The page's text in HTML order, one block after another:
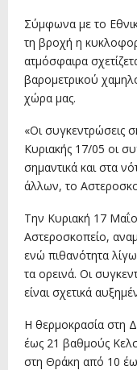
Σύμφωνα με το
τη βροχή η
ατμόσφαιρα
βαρομετρικού
χώρα μας.
«Οι συγκεντρώσεις
Κυριακής 17/05 οι
σημαντικά και στα
άλλων, το
Την Κυριακή 17
Αστεροσκοπείο,
ενώ πιθανότητα
τα ορεινά. Οι
είναι σχετικά
Η θερμοκρασία στη
έως 21 βαθμούς
στη Θράκη από 10